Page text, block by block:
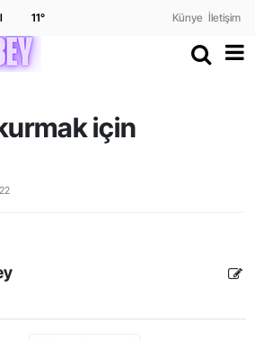
11° Künye İletişim
için